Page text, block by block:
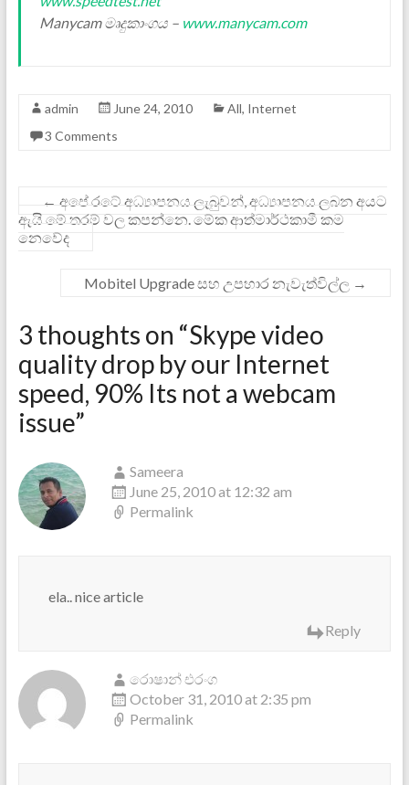
Manycam මෘදුකාංගය – www.manycam.com
admin June 24, 2010 All, Internet
3 Comments
← අපේ රටේ අධ්‍යාපනය ලැබුවන්, අධ්‍යාපනය ලබන අයට
ඇයි මේ තරම් වල කපන්නෙ. මේක ආත්මාර්ථකාමී කම
නෙවේද
Mobitel Upgrade සහ උපහාර නැවැත්විල්ල →
3 thoughts on “Skype video
quality drop by our Internet
speed, 90% Its not a webcam
issue”
Sameera
June 25, 2010 at 12:32 am
Permalink
ela.. nice article
Reply
රොෂාන් එරංග
October 31, 2010 at 2:35 pm
Permalink